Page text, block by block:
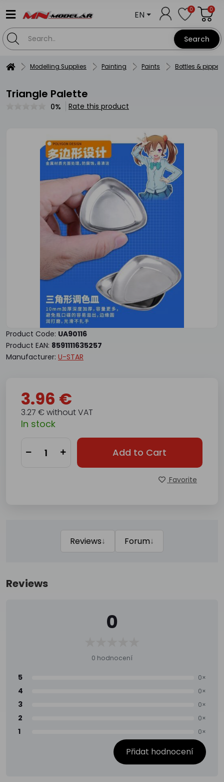
Search
EN 0 0
Modelling Supplies Painting Paints Bottles &
Triangle Palette
0% Rate this product
Product Code: UA90116
Product EAN: 8591111635257
Manufacturer: U-STAR
3.96 €
3.27 € without VAT
In stock
Add to Cart
Favorite
Reviews↓ Forum↓
Reviews
0
0 hodnocení
5 0×
4 0×
3 0×
2 0×
1 0×
Přidat hodnocení